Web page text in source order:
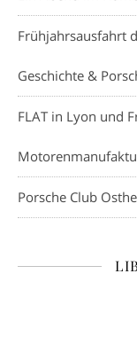
Frühjahrsausfahrt
Geschichte &
FLAT in Lyon und
Porsche Club